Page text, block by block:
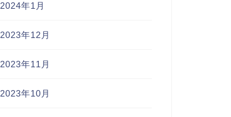
2024年1月
2023年12月
2023年11月
2023年10月